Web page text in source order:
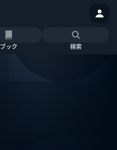
ブック 検索